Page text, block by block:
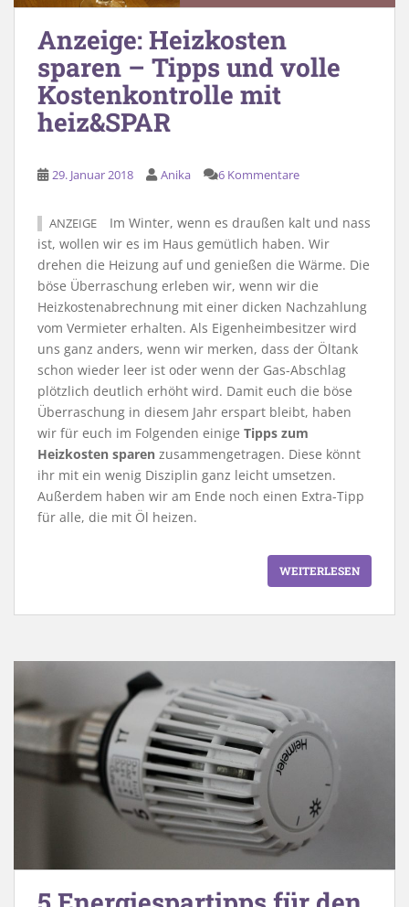
Anzeige: Heizkosten
sparen – Tipps und volle
Kostenkontrolle mit
heiz&SPAR
29. Januar 2018 Anika 6 Kommentare
ANZEIGE
Im Winter, wenn es draußen kalt und nass
ist, wollen wir es im Haus gemütlich haben. Wir
drehen die Heizung auf und genießen die Wärme. Die
böse Überraschung erleben wir, wenn wir die
Heizkostenabrechnung mit einer dicken Nachzahlung
vom Vermieter erhalten. Als Eigenheimbesitzer wird
uns ganz anders, wenn wir merken, dass der Öltank
schon wieder leer ist oder wenn der Gas-Abschlag
plötzlich deutlich erhöht wird. Damit euch die böse
Überraschung in diesem Jahr erspart bleibt, haben
wir für euch im Folgenden einige Tipps zum
Heizkosten sparen zusammengetragen. Diese könnt
ihr mit ein wenig Disziplin ganz leicht umsetzen.
Außerdem haben wir am Ende noch einen Extra-Tipp
für alle, die mit Öl heizen.
WEITERLESEN